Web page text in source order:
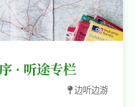
· 听途专栏
边听边游